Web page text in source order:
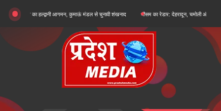
Skip
content
खरगे का हल्द्वानी आगमन, कुमाऊं मंडल से चुनावी शंखनाद मौसम का रेडार: देहरादून, चमोली और बागेश्वर में